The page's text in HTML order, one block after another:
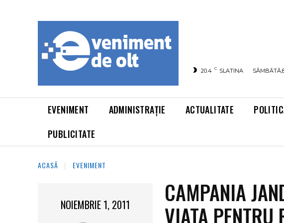
20.4 C SLATINA
EVENIMENT ADMINISTRAȚIE ACTUALITATE
PUBLICITATE
ACASĂ EVENIMENT
NOIEMBRIE 1, 2011
CAMPANIA
VIATA PENTRU